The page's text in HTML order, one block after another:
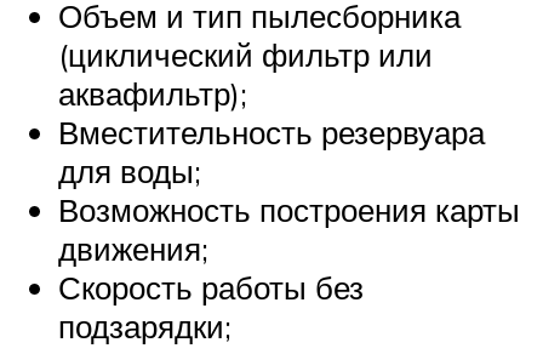
Объем и тип пылесборника
(циклический фильтр или
аквафильтр);
Вместительность резервуара
для воды;
Возможность построения карты
движения;
Скорость работы без
подзарядки;